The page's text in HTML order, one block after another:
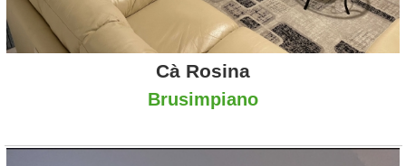
Cà Rosina
Brusimpiano